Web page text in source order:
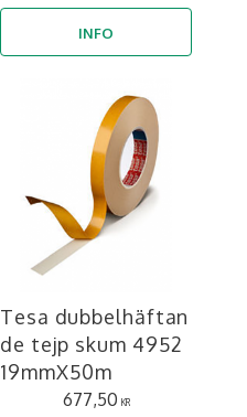
INFO
Tesa dubbelhäftan
de tejp skum 4952
19mmX50m
677,50 KR